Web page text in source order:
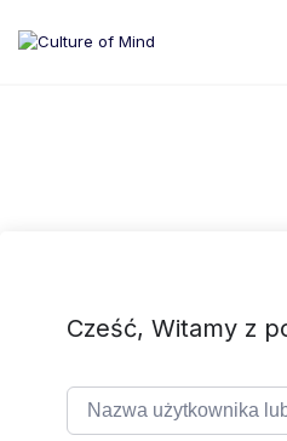
content
Cześć, Witamy z